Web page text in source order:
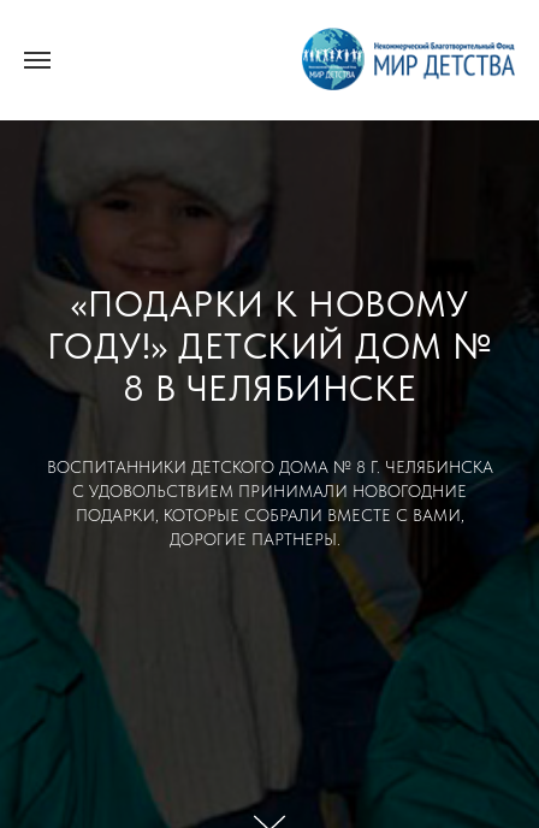
«ПОДАРКИ К НОВОМУ
ГОДУ!» ДЕТСКИЙ ДОМ №
8 В ЧЕЛЯБИНСКЕ
ВОСПИТАННИКИ ДЕТСКОГО ДОМА № 8 Г. ЧЕЛЯБИНСКА
С УДОВОЛЬСТВИЕМ ПРИНИМАЛИ НОВОГОДНИЕ
ПОДАРКИ, КОТОРЫЕ СОБРАЛИ ВМЕСТЕ С ВАМИ,
ДОРОГИЕ ПАРТНЕРЫ.